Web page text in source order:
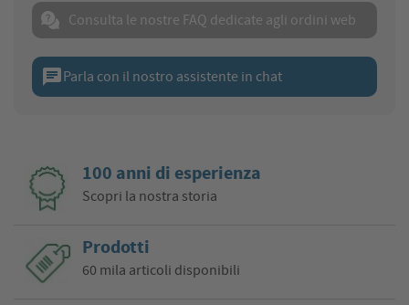
Consulta le nostre FAQ dedicate agli ordini web
chatParla con il nostro assistente in chat
100 anni di esperienza
Scopri la nostra storia
Prodotti
60 mila articoli disponibili